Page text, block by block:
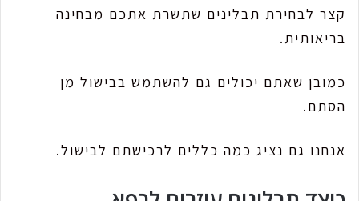
קצר לבחירת תבלינים שתשרת אתכם מבחינה
בריאותית.
כמובן שאתם יכולים גם להשתמש בבישול מן
הסתם.
אנחנו גם נציג כמה כללים לרכישתם לבישול.